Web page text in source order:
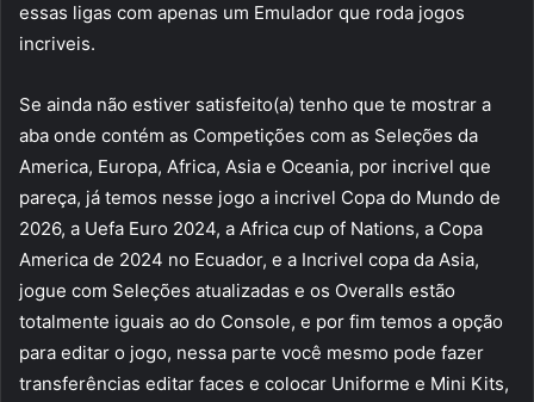
essas ligas com apenas um Emulador que roda jogos
incriveis.
Se ainda não estiver satisfeito(a) tenho que te mostrar a
aba onde contém as Competições com as Seleções da
America, Europa, Africa, Asia e Oceania, por incrivel que
pareça, já temos nesse jogo a incrivel Copa do Mundo de
2026, a Uefa Euro 2024, a Africa cup of Nations, a Copa
America de 2024 no Ecuador, e a Incrivel copa da Asia,
jogue com Seleções atualizadas e os Overalls estão
totalmente iguais ao do Console, e por fim temos a opção
para editar o jogo, nessa parte você mesmo pode fazer
transferências editar faces e colocar Uniforme e Mini Kits,